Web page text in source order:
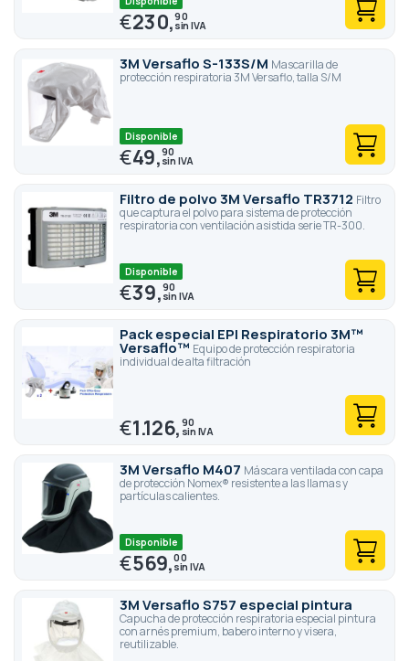
€230,90
3M Versaflo S-133S/M Mascarilla de
protección respiratoria 3M Versaflo, talla S/M
Disponible
€49,90
Filtro de polvo 3M Versaflo TR3712 Filtro
que captura el polvo para sistema de protección
respiratoria con ventilación asistida serie TR-300.
Disponible
€39,90
Pack especial EPI Respiratorio 3M™
Versaflo™ Equipo de protección respiratoria
individual de alta filtración
€1.126,90
3M Versaflo M407 Máscara ventilada con capa
de protección Nomex® resistente a las llamas y
partículas calientes.
Disponible
€569,00
3M Versaflo S757 especial pintura
Capucha de protección respiratoria especial pintura
con arnés premium, babero interno y visera,
reutilizable.